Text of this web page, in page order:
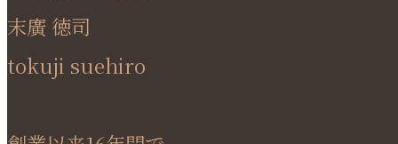
末廣 徳司
tokuji suehiro